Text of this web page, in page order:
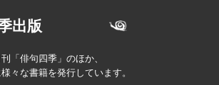
出版
「俳句四季」のほか、
々な書籍を発行しています。